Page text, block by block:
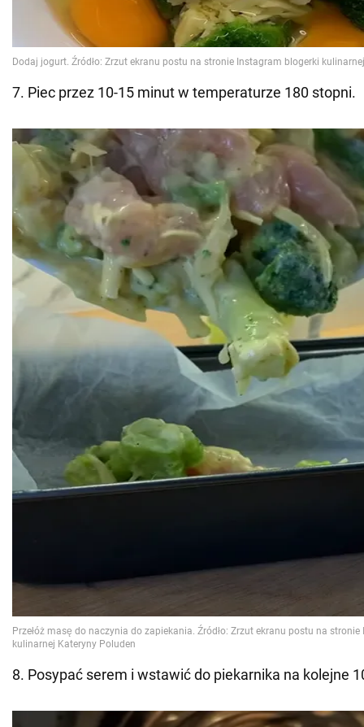
7. Piec przez 10-15 minut w temperaturze 180 stopni.
8. Posypać serem i wstawić do piekarnika na kolejne